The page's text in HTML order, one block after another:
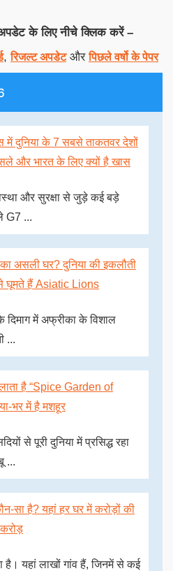
के लिए नीचे क्लिक करें –
,रिजल्ट अपडेटऔरपिछले वर्षो के पेपर
दुनिया के 7 सबसे ताकतवर देशों
और भारत के लिए क्यों है खास
और सुरक्षा से जुड़े कई बड़े
G7 ...
का असली घर? दुनिया की इकलौती
घूमते हैं Asiatic Lions
दिमाग में अफ्रीका के विशाल
...
है “Spice Garden of
भर में है मशहूर
से पूरी दुनिया में प्रसिद्ध रहा
...
सा है? यहां हर घर में करोड़ों की
है। यहां लाखों गांव हैं, जिनमें से कई